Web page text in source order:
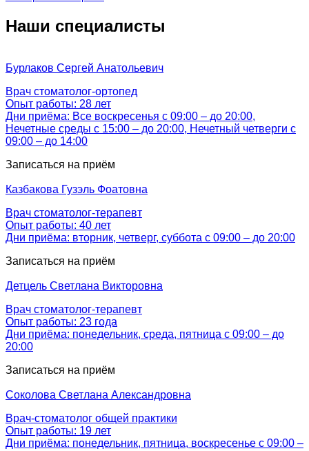
Наши специалисты
Бурлаков Сергей Анатольевич
Врач стоматолог-ортопед
Опыт работы: 28 лет
Дни приёма: Все воскресенья с 09:00 – до 20:00,
Нечетные среды с 15:00 – до 20:00, Нечетный четверги с
09:00 – до 14:00
Записаться на приём
Казбакова Гузэль Фоатовна
Врач стоматолог-терапевт
Опыт работы: 40 лет
Дни приёма: вторник, четверг, суббота с 09:00 – до 20:00
Записаться на приём
Детцель Светлана Викторовна
Врач стоматолог-терапевт
Опыт работы: 23 года
Дни приёма: понедельник, среда, пятница с 09:00 – до
20:00
Записаться на приём
Соколова Светлана Александровна
Врач-стоматолог общей практики
Опыт работы: 19 лет
Дни приёма: понедельник, пятница, воскресенье с 09:00 –